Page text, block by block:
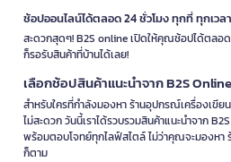
ช้อปออนไลน์ได้ตลอด 24 ชั่วโมง ทุกที่ ทุกเวลา
สะดวกสุดๆ! B2S online เปิดให้คุณช้อปได้ตลอ
ก็รอรับสินค้าที่บ้านได้เลย!
เลือกช้อปสินค้าแนะนำจาก B2S Online
สำหรับใครที่กำลังมองหา ร้านอุปกรณ์เครื่องเขีย
ไม่สะดวก วันนี้เราได้รวบรวมสินค้าแนะนำจาก
พร้อมตอบโจทย์ทุกไลฟ์สไตล์ ไม่ว่าคุณจะมองหา
ก็ตาม